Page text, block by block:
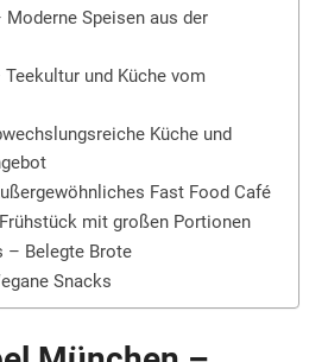
Speisen aus der
und Küche vom
Küche und
Fast Food Café
mit großen Portionen
– Belegte Brote
Snacks